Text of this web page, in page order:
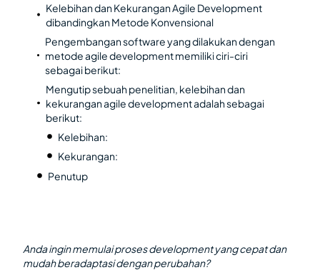
Kelebihan dan Kekurangan Agile Development
dibandingkan Metode Konvensional
Pengembangan software yang dilakukan dengan
metode agile development memiliki ciri-ciri
sebagai berikut:
Mengutip sebuah penelitian, kelebihan dan
kekurangan agile development adalah sebagai
berikut:
Kelebihan:
Kekurangan:
Penutup
Anda ingin memulai proses development yang cepat dan
mudah beradaptasi dengan perubahan?